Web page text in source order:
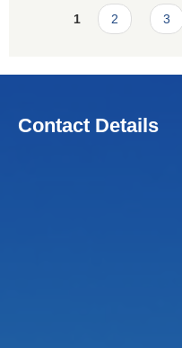
Pages
1 2 3
Contact Details